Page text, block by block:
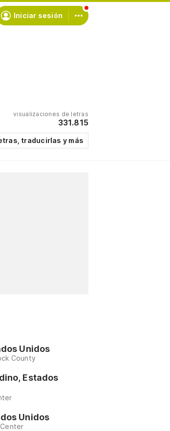
Iniciar sesión
visualizaciones de letras
331.815
traducirlas y más
Unidos
County
Estados
Unidos